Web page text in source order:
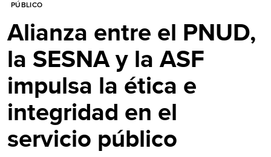
PÚBLICO
Alianza entre el PNUD,
la SESNA y la ASF
impulsa la ética e
integridad en el
servicio público